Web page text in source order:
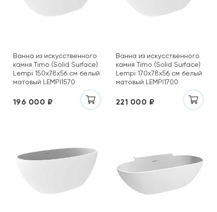
Ванна из искусственного
камня Timo (Solid Surface)
Lempi 150x78х56 см белый
матовый LEMPI1570
196 000 ₽
Ванна из искусственного
камня Timo (Solid Surface)
Lempi 170x78х56 см белый
матовый LEMPI1700
221 000 ₽